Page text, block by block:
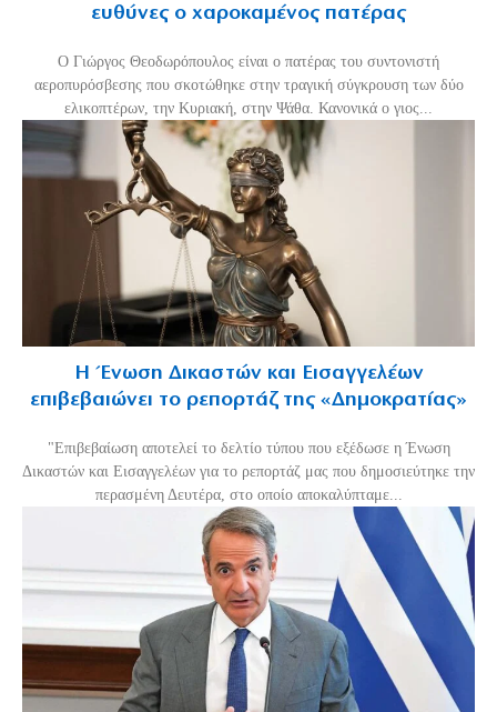
ευθύνες ο χαροκαμένος πατέρας
Ο Γιώργος Θεοδωρόπουλος είναι ο πατέρας του συντονιστή
αεροπυρόσβεσης που σκοτώθηκε στην τραγική σύγκρουση των δύο
ελικοπτέρων, την Κυριακή, στην Ψάθα. Κανονικά ο γιος...
Η Ένωση Δικαστών και Εισαγγελέων
επιβεβαιώνει το ρεπορτάζ της «Δημοκρατίας»
"Επιβεβαίωση αποτελεί το δελτίο τύπου που εξέδωσε η Ένωση
Δικαστών και Εισαγγελέων για το ρεπορτάζ μας που δημοσιεύτηκε την
περασμένη Δευτέρα, στο οποίο αποκαλύπταμε...